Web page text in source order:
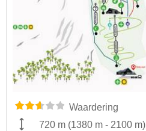
Waardering
720 m (1380 m - 2100 m)